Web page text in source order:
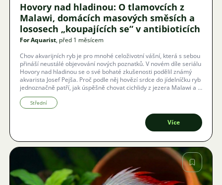
Hovory nad hladinou: O tlamovcích z
Malawi, domácích masových směsích a
lososech „koupajících se“ v antibioticích
For Aquarist, před 1 měsícem
Chov akvarijních ryb je pro mnohé celoživotní vášní, která s sebou
přináší neustálé objevování nových poznatků. V novém díle seriálu
Hovory nad hladinou se o své bohaté zkušenosti podělil známý
akvarista Josef Pejša. Proč podle něj hovězí srdce do jídelníčku ryb
jednoznačně patří, jak úspěšně chovat cichlidy z jezera Malawi a v
čem spočívá odvrácená strana komerčních velkochovů lososů či
krevet?Střední
Více